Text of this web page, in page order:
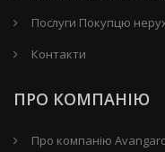
Послуги Покупцю
Контакти
ПРО КОМПАНІЮ
Про компанію